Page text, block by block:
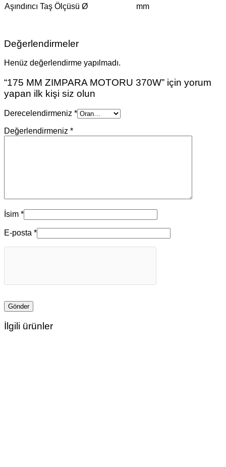
Aşındırıcı Taş Ölçüsü Ø mm
Değerlendirmeler
Henüz değerlendirme yapılmadı.
“175 MM ZIMPARA MOTORU 370W” için yorum
yapan ilk kişi siz olun
Derecelendirmeniz *
Değerlendirmeniz *
İsim *
E-posta *
İlgili ürünler